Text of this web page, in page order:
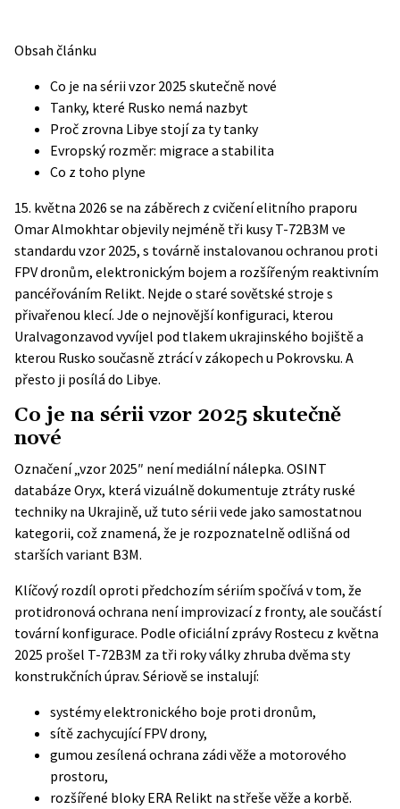
Obsah článku
Co je na sérii vzor 2025 skutečně nové
Tanky, které Rusko nemá nazbyt
Proč zrovna Libye stojí za ty tanky
Evropský rozměr: migrace a stabilita
Co z toho plyne
15. května 2026 se na záběrech z cvičení elitního praporu
Omar Almokhtar objevily nejméně tři kusy T-72B3M ve
standardu vzor 2025, s továrně instalovanou ochranou proti
FPV dronům, elektronickým bojem a rozšířeným reaktivním
pancéřováním Relikt. Nejde o staré sovětské stroje s
přivařenou klecí. Jde o nejnovější konfiguraci, kterou
Uralvagonzavod vyvíjel pod tlakem ukrajinského bojiště a
kterou Rusko současně ztrácí v zákopech u Pokrovsku. A
přesto ji posílá do Libye.
Co je na sérii vzor 2025 skutečně
nové
Označení „vzor 2025″ není mediální nálepka. OSINT
databáze Oryx, která vizuálně dokumentuje ztráty ruské
techniky na Ukrajině, už tuto sériivede jako samostatnou
kategorii, což znamená, že je rozpoznatelně odlišná od
starších variant B3M.
Klíčový rozdíl oproti předchozím sériím spočívá v tom, že
protidronová ochrana není improvizací z fronty, ale součástí
tovární konfigurace. Podle oficiální zprávy Rostecu z května
2025 prošel T-72B3M za tři roky války zhruba dvěma sty
konstrukčních úprav. Sériově se instalují:
systémy elektronického boje proti dronům,
sítě zachycující FPV drony,
gumou zesílená ochrana zádi věže a motorového
prostoru,
rozšířené bloky ERA Relikt na střeše věže a korbě.